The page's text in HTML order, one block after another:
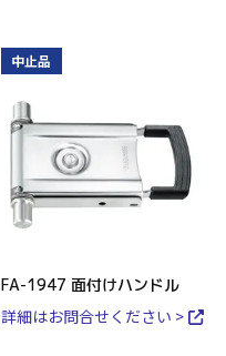
中止品
FA-1947 面付けハンドル
詳細はお問合せください >